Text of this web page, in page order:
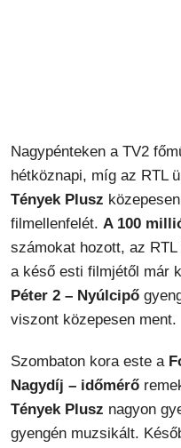
Nagypénteken a TV2
hétköznapi, míg az RTL
Tények Plusz
filmellenfelét. A 100
számokat hozott, az
a késő esti filmjétől már
Péter 2 – Nyúlcipő
viszont közepesen ment.
Szombaton kora este a
Nagydíj – időmérő
Tények Plusz nagyon
gyengén muzsikált.